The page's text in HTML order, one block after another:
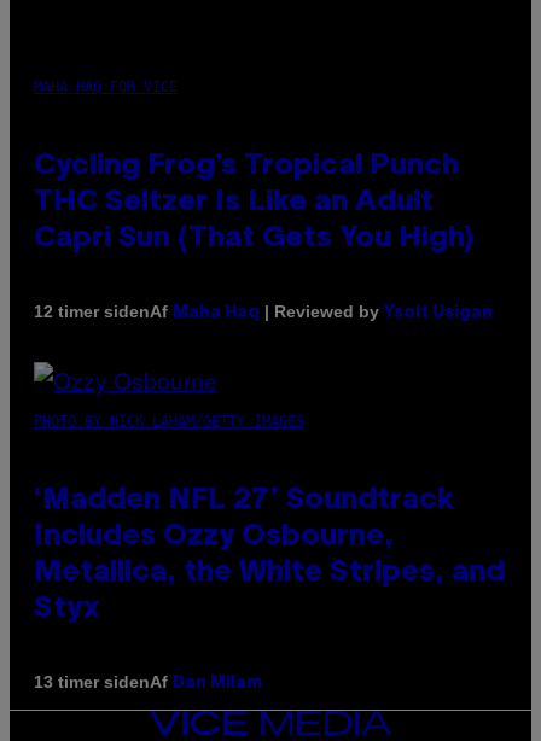
MAHA HAQ FOR VICE
Cycling Frog’s Tropical Punch
THC Seltzer Is Like an Adult
Capri Sun (That Gets You High)
12 timer sidenAf Maha Haq | Reviewed by Ysolt Usigan
PHOTO BY NICK LAHAM/GETTY IMAGES
‘Madden NFL 27’ Soundtrack
Includes Ozzy Osbourne,
Metallica, the White Stripes, and
Styx
13 timer sidenAf Dan Milam
VICE